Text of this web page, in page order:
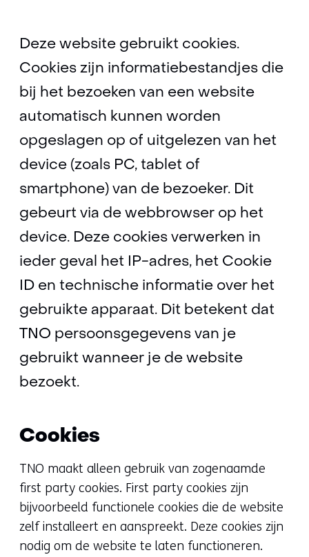
website
worden
toegestaan
of
Deze website gebruikt cookies.
Cookies zijn informatiebestandjes die
bij het bezoeken van een website
automatisch kunnen worden
opgeslagen op of uitgelezen van het
device (zoals PC, tablet of
smartphone) van de bezoeker. Dit
gebeurt via de webbrowser op het
device. Deze cookies verwerken in
ieder geval het IP-adres, het Cookie
ID en technische informatie over het
gebruikte apparaat. Dit betekent dat
TNO persoonsgegevens van je
gebruikt wanneer je de website
bezoekt.
Cookies
TNO maakt alleen gebruik van zogenaamde
first party cookies. First party cookies zijn
bijvoorbeeld functionele cookies die de website
zelf installeert en aanspreekt. Deze cookies zijn
nodig om de website te laten functioneren.